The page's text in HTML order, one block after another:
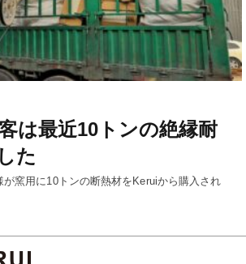
は最近10トンの絶縁耐
た
窯用に10トンの断熱材をKeruiから購入され